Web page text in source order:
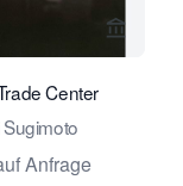
Eduard Planting
Center
Anfrage